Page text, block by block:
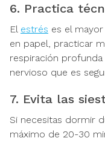
6. Practica
El estrés es el
en papel, practicar
respiración
nervioso que es
7. Evita las
Si necesitas dormir
máximo de 20-30